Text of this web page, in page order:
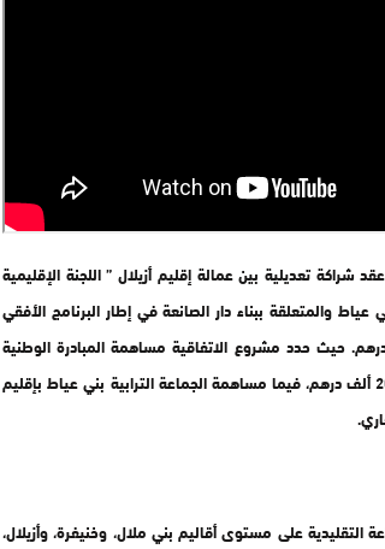
تعديلية بين عمالة إقليم أزيلال ” اللجنة الإقليمية
والمتعلقة ببناء دار الصانعة في إطار البرنامج الأفقي
للتنمية البشرية، وذلك بكلفة إجمالية تبلغ 700 ألف درهم. حيث حدد مشروع الاتفاقية مساهمة المبادرة الوطنية
للتنمية البشرية في مبلغ300 ألف درهم، كما ستساهم الغرفة بمبلغ 200 ألف درهم، فيما مساهمة الجماعة الترابية بني عياط بإقليم
على مستوى أقاليم بني ملال، وخنيفرة، وأزيلال،